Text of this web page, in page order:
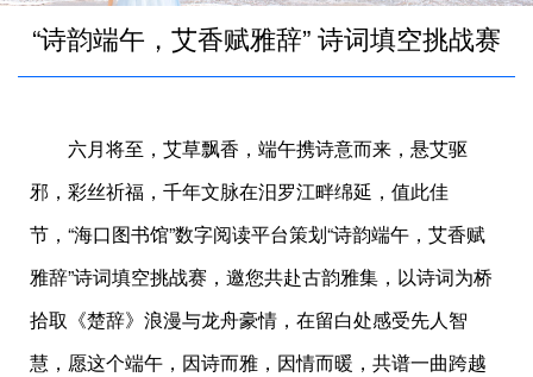
“诗韵端午，艾香赋雅辞” 诗词填空挑战赛
六月将至，艾草飘香，端午携诗意而来，悬艾驱
邪，彩丝祈福，千年文脉在汨罗江畔绵延，值此佳
节，“海口图书馆”数字阅读平台策划“诗韵端午，艾香赋
雅辞”诗词填空挑战赛，邀您共赴古韵雅集，以诗词为桥
拾取《楚辞》浪漫与龙舟豪情，在留白处感受先人智
慧，愿这个端午，因诗而雅，因情而暖，共谱一曲跨越